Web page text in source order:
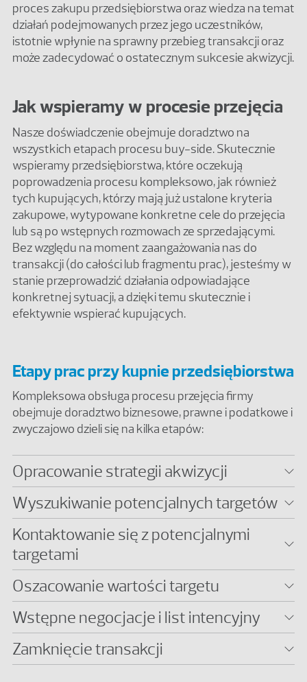
proces zakupu przedsiębiorstwa oraz wiedza na temat
działań podejmowanych przez jego uczestników,
istotnie wpłynie na sprawny przebieg transakcji oraz
może zadecydować o ostatecznym sukcesie akwizycji.
Jak wspieramy w procesie przejęcia
Nasze doświadczenie obejmuje doradztwo na
wszystkich etapach procesu buy-side. Skutecznie
wspieramy przedsiębiorstwa, które oczekują
poprowadzenia procesu kompleksowo, jak również
tych kupujących, którzy mają już ustalone kryteria
zakupowe, wytypowane konkretne cele do przejęcia
lub są po wstępnych rozmowach ze sprzedającymi.
Bez względu na moment zaangażowania nas do
transakcji (do całości lub fragmentu prac), jesteśmy w
stanie przeprowadzić działania odpowiadające
konkretnej sytuacji, a dzięki temu skutecznie i
efektywnie wspierać kupujących.
Etapy prac przy kupnie przedsiębiorstwa
Kompleksowa obsługa procesu przejęcia firmy
obejmuje doradztwo biznesowe, prawne i podatkowe i
zwyczajowo dzieli się na kilka etapów:
Opracowanie strategii akwizycji
Wyszukiwanie potencjalnych targetów
Kontaktowanie się z potencjalnymi
targetami
Oszacowanie wartości targetu
Wstępne negocjacje i list intencyjny
Zamknięcie transakcji